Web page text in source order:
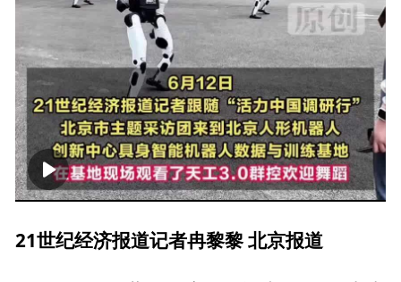
00:00 00:24
21世纪经济报道记者冉黎黎 北京报道